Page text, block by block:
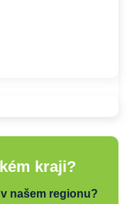
kraji?
našem regionu?